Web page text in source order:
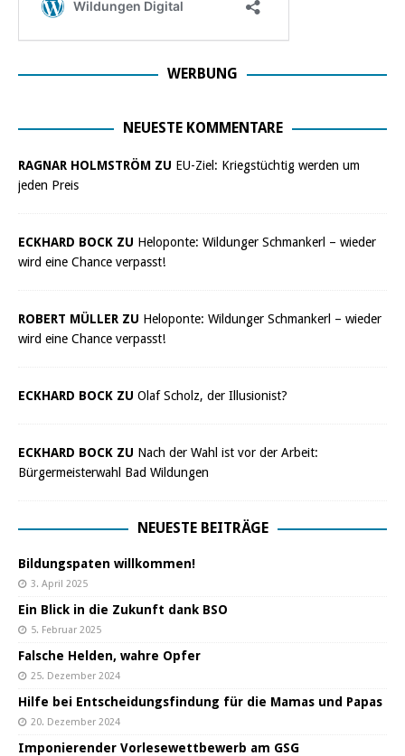
WERBUNG
NEUESTE KOMMENTARE
RAGNAR HOLMSTRÖM ZU EU-Ziel: Kriegstüchtig werden um
jeden Preis
ECKHARD BOCK ZU Heloponte: Wildunger Schmankerl – wieder
wird eine Chance verpasst!
ROBERT MÜLLER ZU Heloponte: Wildunger Schmankerl – wieder
wird eine Chance verpasst!
ECKHARD BOCK ZU Olaf Scholz, der Illusionist?
ECKHARD BOCK ZU Nach der Wahl ist vor der Arbeit:
Bürgermeisterwahl Bad Wildungen
NEUESTE BEITRÄGE
Bildungspaten willkommen!
3. April 2025
Ein Blick in die Zukunft dank BSO
5. Februar 2025
Falsche Helden, wahre Opfer
25. Dezember 2024
Hilfe bei Entscheidungsfindung für die Mamas und Papas
20. Dezember 2024
Imponierender Vorlesewettbewerb am GSG